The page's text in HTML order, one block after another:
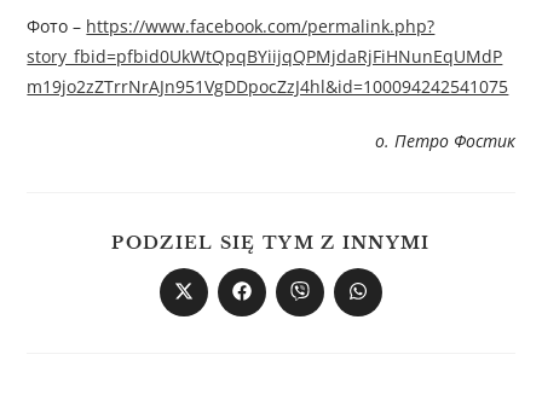
Фото – https://www.facebook.com/permalink.php?
story_fbid=pfbid0UkWtQpqBYiijqQPMjdaRjFiHNunEqUMdP
m19jo2zZTrrNrAJn951VgDDpocZzJ4hl&id=100094242541075
о. Петро Фостик
PODZIEL SIĘ TYM Z INNYMI